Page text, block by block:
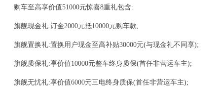
购车至高享价值51000元惊喜8重礼包含:
旗舰现金礼:订金2000元抵10000元购车款;
旗舰置换礼:置换用户现金至高补贴30000元(与现金礼不同享);
旗舰质保礼:享价值10000元整车终身质保(首任非营运车主);
旗舰无忧礼:享价值6000元三电终身质保(首任非营运车主);